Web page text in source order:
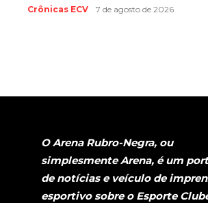
Crônicas ECV 7 de agosto de 2026
O Arena Rubro-Negra, ou
simplesmente Arena, é um
de notícias e veículo de
esportivo sobre o Esporte